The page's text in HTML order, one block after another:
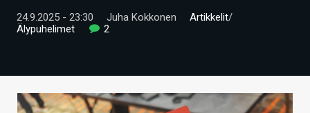
VIDEOT
TIETOA
24.9.2025 - 23:30 Juha Kokkonen Artikkelit/
Älypuhelimet
2